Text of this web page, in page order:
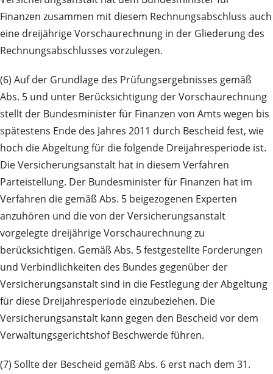
Finanzen zusammen mit diesem Rechnungsabschluss auch
eine dreijährige Vorschaurechnung in der Gliederung des
Rechnungs­abschlusses vorzulegen.
(6) Auf der Grundlage des Prüfungsergebnisses gemäß
Abs. 5 und unter Berücksichtigung der Vorschaurechnung
stellt der Bundesminister für Finanzen von Amts wegen bis
spätestens Ende des Jahres 2011 durch Bescheid fest, wie
hoch die Abgeltung für die folgende Dreijahresperiode ist.
Die Versicherungsanstalt hat in diesem Verfahren
Parteistellung. Der Bundesminister für Finanzen hat im
Verfahren die gemäß Abs. 5 beigezogenen Experten
anzuhören und die von der Versicherungsanstalt
vorgelegte dreijährige Vorschaurechnung zu
berücksichtigen. Gemäß Abs. 5 festgestellte Forderungen
und Verbindlichkeiten des Bundes gegenüber der
Versicherungsanstalt sind in die Festlegung der Abgeltung
für diese Dreijahresperiode einzubeziehen. Die
Versicherungsanstalt kann gegen den Bescheid vor dem
Verwaltungsgerichtshof Beschwerde führen.
(7) Sollte der Bescheid gemäß Abs. 6 erst nach dem 31.